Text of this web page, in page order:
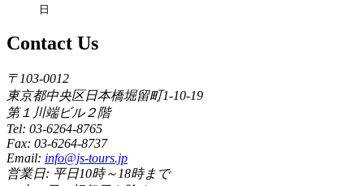
日
Contact Us
〒103-0012
東京都中央区日本橋堀留町1-10-19
第１川端ビル２階
Tel: 03-6264-8765
Fax: 03-6264-8737
Email: info@js-tours.jp
営業日: 平日10時～18時まで